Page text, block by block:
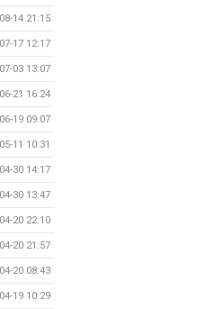
14 21:15
17 12:17
03 13:07
21 16:24
19 09:07
11 10:31
30 14:17
30 13:47
20 22:10
20 21:57
20 08:43
19 10:29